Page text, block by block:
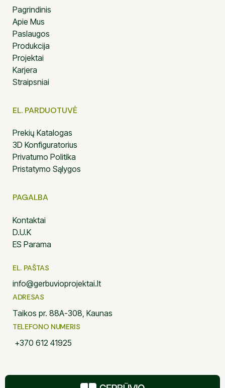
Pagrindinis
Apie Mus
Paslaugos
Produkcija
Projektai
Karjera
Straipsniai
EL. PARDUOTUVĖ
Prekių Katalogas
3D Konfiguratorius
Privatumo Politika
Pristatymo Sąlygos
PAGALBA
Kontaktai
D.U.K
ES Parama
EL. PAŠTAS
info@gerbuvioprojektai.lt
ADRESAS
Taikos pr. 88A-308, Kaunas
TELEFONO NUMERIS
+370 612 41925